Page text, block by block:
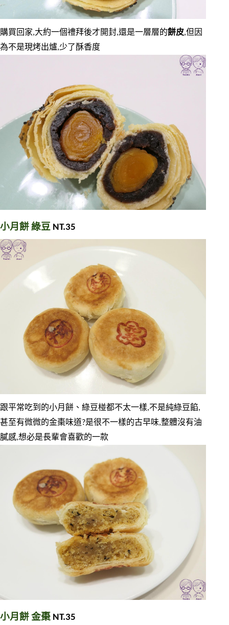
購買回家,大約一個禮拜後才開封,還是一層層的餅皮,但因
為不是現烤出爐,少了酥香度
小月餅 綠豆 NT.35
跟平常吃到的小月餅、綠豆椪都不太一樣,不是純綠豆餡,
甚至有微微的金棗味道?是很不一樣的古早味,整體沒有油
膩感,想必是長輩會喜歡的一款
小月餅 金棗 NT.35